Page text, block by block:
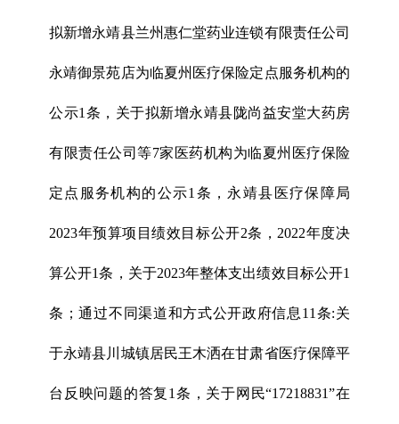
拟新增永靖县兰州惠仁堂药业连锁有限责任公司
永靖御景苑店为临夏州医疗保险定点服务机构的
公示1条，关于拟新增永靖县陇尚益安堂大药房
有限责任公司等7家医药机构为临夏州医疗保险
定点服务机构的公示1条，永靖县医疗保障局
2023年预算项目绩效目标公开2条，2022年度决
算公开1条，关于2023年整体支出绩效目标公开1
条；通过不同渠道和方式公开政府信息11条:关
于永靖县川城镇居民王木洒在甘肃省医疗保障平
台反映问题的答复1条，关于网民“17218831”在